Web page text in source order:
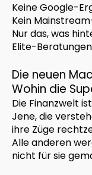
Keine Google-
Kein
Nur das, was
Elite-
Die neuen
Wohin die
Die Finanzwelt
Jene, die
ihre Züge
Alle anderen
nicht für sie